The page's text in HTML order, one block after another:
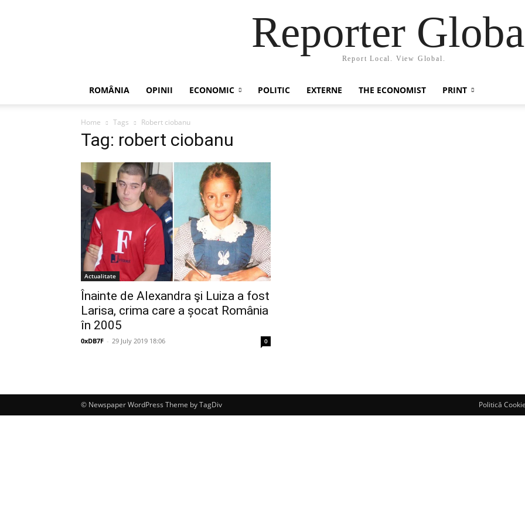
Reporter
Report Local. View Global.
ROMÂNIA OPINII ECONOMIC POLITIC EXTERNE THE ECONOMIST PRINT
Home Tags Robert ciobanu
Tag: robert ciobanu
Actualitate
Înainte de Alexandra şi Luiza a fost
Larisa, crima care a șocat România
în 2005
0xDB7F - 29 July 2019 18:06 0
Politică
© Newspaper WordPress Theme by TagDiv